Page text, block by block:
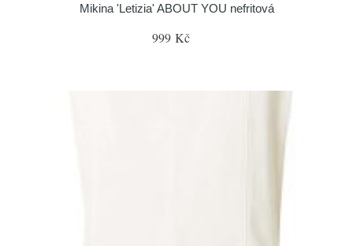
Mikina 'Letizia' ABOUT YOU nefritová
999 Kč